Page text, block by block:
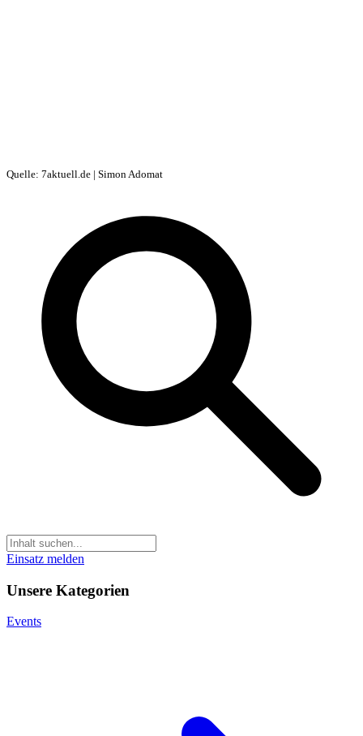
Quelle: 7aktuell.de | Simon Adomat
Einsatz melden
Unsere Kategorien
Events